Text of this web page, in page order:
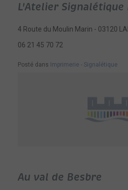
L'Atelier Signalétique
4 Route du Moulin Marin - 03120
06 21 45 70 72
Posté dans Imprimerie - Signalétique
Au val de Besbre